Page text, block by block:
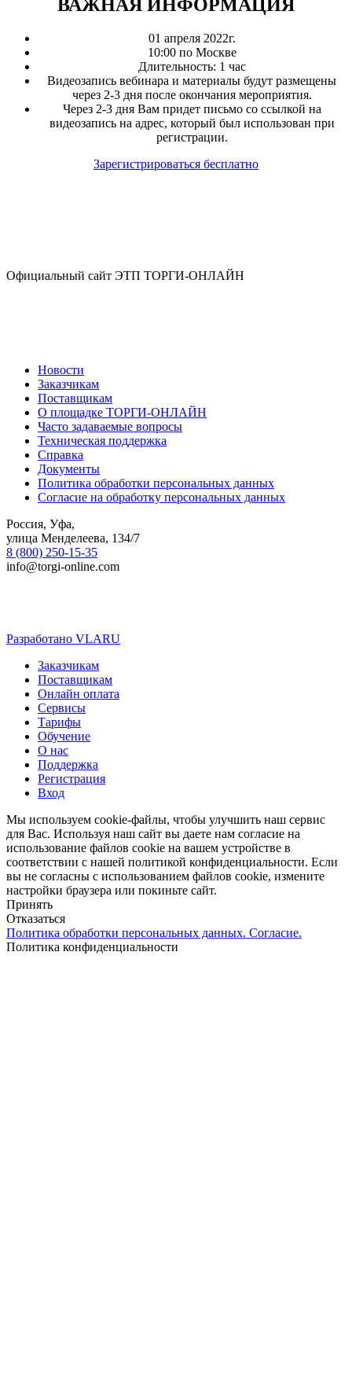
ВАЖНАЯ ИНФОРМАЦИЯ
01 апреля 2022г.
10:00 по Москве
Длительность: 1 час
Видеозапись вебинара и материалы будут размещены
через 2‑3 дня после окончания мероприятия.
Через 2‑3 дня Вам придет письмо со ссылкой на
видеозапись на адрес, который был использован при
регистрации.
Зарегистрироваться бесплатно
Официальный сайт ЭТП ТОРГИ-ОНЛАЙН
Новости
Заказчикам
Поставщикам
О площадке ТОРГИ-ОНЛАЙН
Часто задаваемые вопросы
Техническая поддержка
Справка
Документы
Политика обработки персональных данных
Согласие на обработку персональных данных
Россия, Уфа,
улица Менделеева, 134/7
8 (800) 250-15-35
info@torgi-online.com
Разработано VLARU
Close
Menu
Заказчикам
Поставщикам
Онлайн оплата
Сервисы
Тарифы
Обучение
О нас
Поддержка
Регистрация
Вход
Мы используем cookie-файлы, чтобы улучшить наш сервис
для Вас. Используя наш сайт вы даете нам согласие на
использование файлов cookie на вашем устройстве в
соответствии с нашей политикой конфиденциальности. Если
вы не согласны с использованием файлов cookie, измените
настройки браузера или покиньте сайт.
Принять
Отказаться
Политика обработки персональных данных. Согласие.
Политика конфиденциальности